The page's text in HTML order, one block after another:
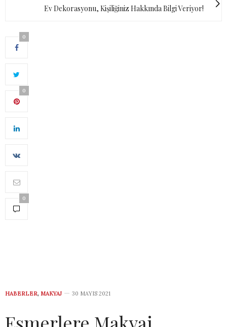
Ev Dekorasyonu, Kişiliğiniz Hakkında Bilgi Veriyor!
0
0
0
HABERLER, MAKYAJ 30 MAYIS 2021